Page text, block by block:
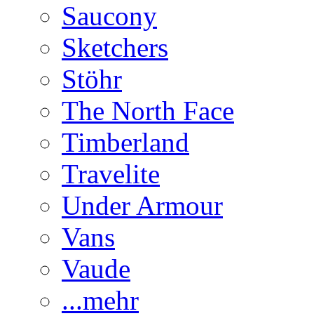
Saucony
Sketchers
Stöhr
The North Face
Timberland
Travelite
Under Armour
Vans
Vaude
...mehr